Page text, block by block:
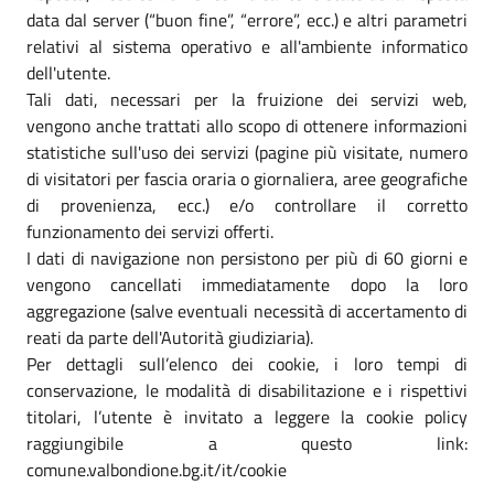
data dal server (“buon fine”, “errore”, ecc.) e altri parametri
relativi al sistema operativo e all'ambiente informatico
dell'utente.
Tali dati, necessari per la fruizione dei servizi web,
vengono anche trattati allo scopo di ottenere informazioni
statistiche sull'uso dei servizi (pagine più visitate, numero
di visitatori per fascia oraria o giornaliera, aree geografiche
di provenienza, ecc.) e/o controllare il corretto
funzionamento dei servizi offerti.
I dati di navigazione non persistono per più di 60 giorni e
vengono cancellati immediatamente dopo la loro
aggregazione (salve eventuali necessità di accertamento di
reati da parte dell'Autorità giudiziaria).
Per dettagli sull’elenco dei cookie, i loro tempi di
conservazione, le modalità di disabilitazione e i rispettivi
titolari, l’utente è invitato a leggere la cookie policy
raggiungibile a questo link:
comune.valbondione.bg.it/it/cookie